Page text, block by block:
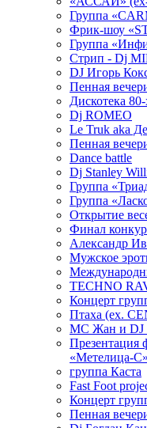
Группа
Фрик-шоу
Группа
Стрип - Dj
DJ Игорь
Пенная
Дискотека
Dj ROMEO
Le Truk aka
Пенная
Dance battle
Dj Stanley
Группа
Группа
Открытие
Финал
Александр
Мужское
TECHNO
Концерт
Птаха (ex.
МС Жан и DJ
Презентация
«Метелица-С»
группа Каста
Fast Foot
Концерт
Пенная